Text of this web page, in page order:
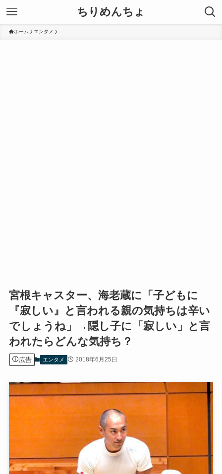
ちりめんちょ
ホーム エンタメ
宮根キャスター、海老蔵に「子どもに
『寂しい』と言われる親の気持ちは辛い
でしょうね」→隠し子に「寂しい」と言
われたらどんな気持ち？
広告 エンタメ 2018年6月25日